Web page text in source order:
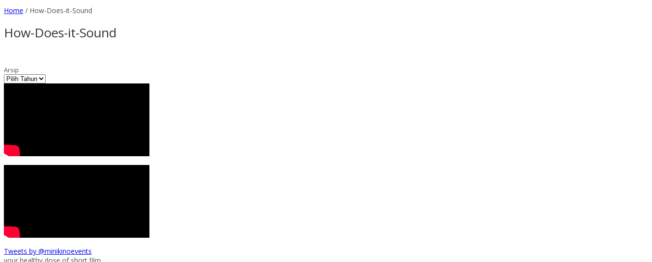
Home / How-Does-it-Sound
How-Does-it-Sound
Arsip
Tweets by @minikinoevents